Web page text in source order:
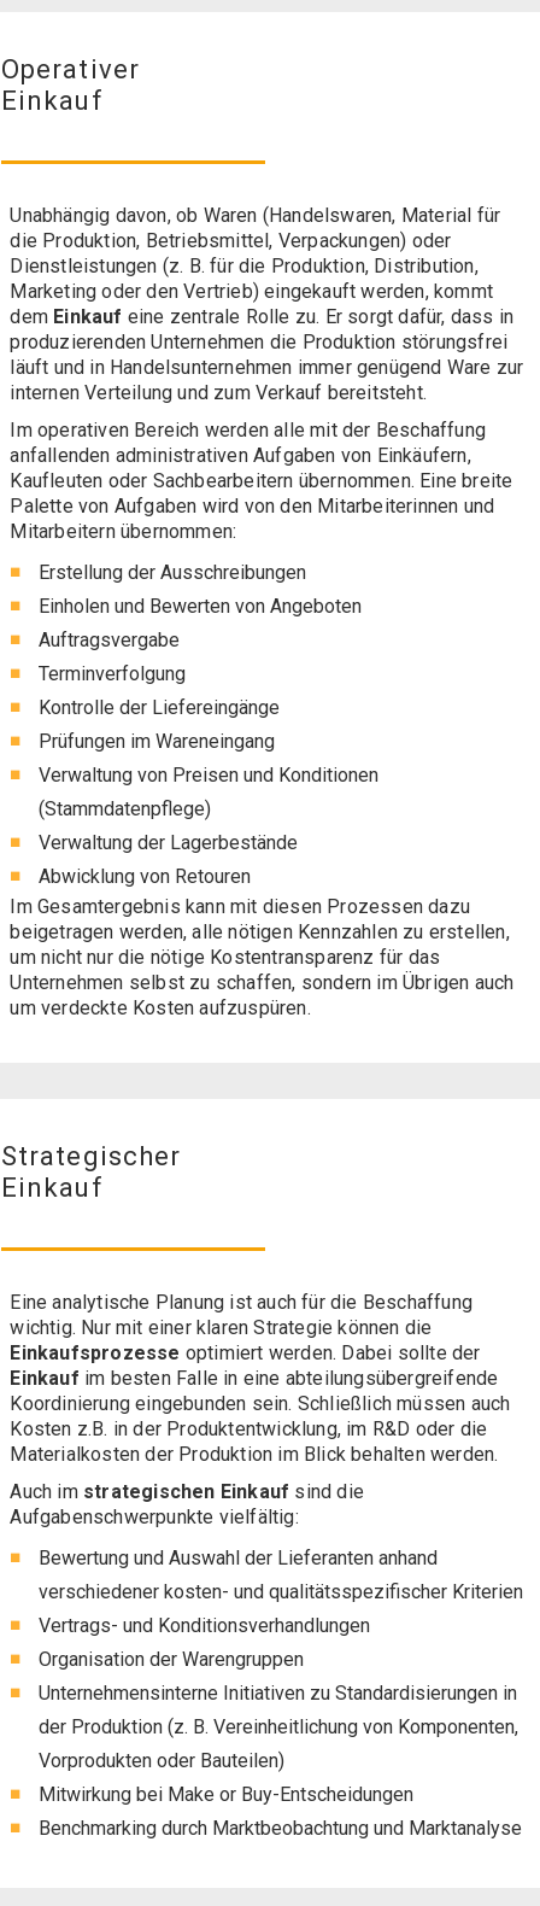
Operativer
Einkauf
Unabhängig davon, ob Waren (Handelswaren, Material für
die Produktion, Betriebsmittel, Verpackungen) oder
Dienstleistungen (z. B. für die Produktion, Distribution,
Marketing oder den Vertrieb) eingekauft werden, kommt
dem Einkauf eine zentrale Rolle zu. Er sorgt dafür, dass in
produzierenden Unternehmen die Produktion störungsfrei
läuft und in Handelsunternehmen immer genügend Ware zur
internen Verteilung und zum Verkauf bereitsteht.
Im operativen Bereich werden alle mit der Beschaffung
anfallenden administrativen Aufgaben von Einkäufern,
Kaufleuten oder Sachbearbeitern übernommen. Eine breite
Palette von Aufgaben wird von den Mitarbeiterinnen und
Mitarbeitern übernommen:
Erstellung der Ausschreibungen
Einholen und Bewerten von Angeboten
Auftragsvergabe
Terminverfolgung
Kontrolle der Liefereingänge
Prüfungen im Wareneingang
Verwaltung von Preisen und Konditionen
(Stammdatenpflege)
Verwaltung der Lagerbestände
Abwicklung von Retouren
Im Gesamtergebnis kann mit diesen Prozessen dazu
beigetragen werden, alle nötigen Kennzahlen zu erstellen,
um nicht nur die nötige Kostentransparenz für das
Unternehmen selbst zu schaffen, sondern im Übrigen auch
um verdeckte Kosten aufzuspüren.
Strategischer
Einkauf
Eine analytische Planung ist auch für die Beschaffung
wichtig. Nur mit einer klaren Strategie können die
Einkaufsprozesse optimiert werden. Dabei sollte der
Einkauf im besten Falle in eine abteilungsübergreifende
Koordinierung eingebunden sein. Schließlich müssen auch
Kosten z.B. in der Produktentwicklung, im R&D oder die
Materialkosten der Produktion im Blick behalten werden.
Auch im strategischen Einkauf sind die
Aufgabenschwerpunkte vielfältig:
Bewertung und Auswahl der Lieferanten anhand
verschiedener kosten- und qualitätsspezifischer Kriterien
Vertrags- und Konditionsverhandlungen
Organisation der Warengruppen
Unternehmensinterne Initiativen zu Standardisierungen in
der Produktion (z. B. Vereinheitlichung von Komponenten,
Vorprodukten oder Bauteilen)
Mitwirkung bei Make or Buy-Entscheidungen
Benchmarking durch Marktbeobachtung und Marktanalyse